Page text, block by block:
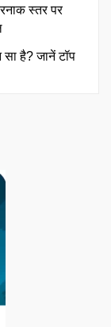
स्तर पर
है? जानें टॉप